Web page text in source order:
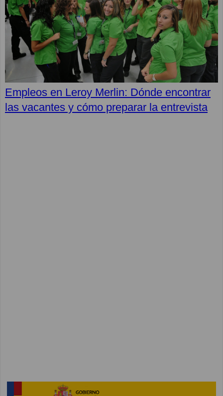
Empleos en Leroy Merlin: Dónde encontrar
las vacantes y cómo preparar la entrevista